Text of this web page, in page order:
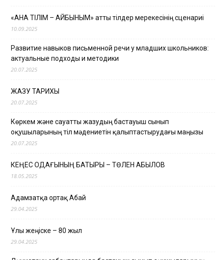
«АНА ТІЛІМ – АЙБЫНЫМ» атты тілдер мерекесінің сценариі
10.09.2025
Развитие навыков письменной речи у младших школьников:
актуальные подходы и методики
20.07.2025
ЖАЗУ ТАРИХЫ
20.07.2025
Көркем және сауатты жазудың бастауыш сынып
оқушыларының тіл мәдениетін қалыптастырудағы маңызы
20.07.2025
КЕҢЕС ОДАҒЫНЫҢ БАТЫРЫ – ТӨЛЕН ҚАБЫЛОВ
18.05.2025
Адамзатқа ортақ Абай
29.04.2025
Ұлы жеңіске – 80 жыл
29.04.2025